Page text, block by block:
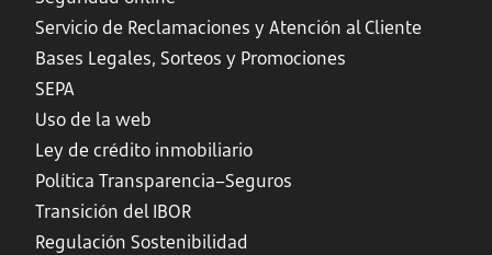
Servicio de Reclamaciones y Atención al Cliente
Bases Legales, Sorteos y Promociones
SEPA
Uso de la web
Ley de crédito inmobiliario
Política Transparencia–Seguros
Transición del IBOR
Regulación Sostenibilidad